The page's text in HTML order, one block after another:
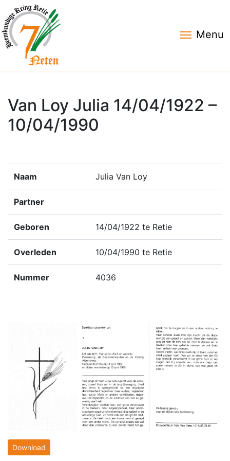
Menu
Van Loy Julia 14/04/1922 –
10/04/1990
Naam Julia Van Loy
Partner
Geboren 14/04/1922 te Retie
Overleden 10/04/1990 te Retie
Nummer 4036
Download